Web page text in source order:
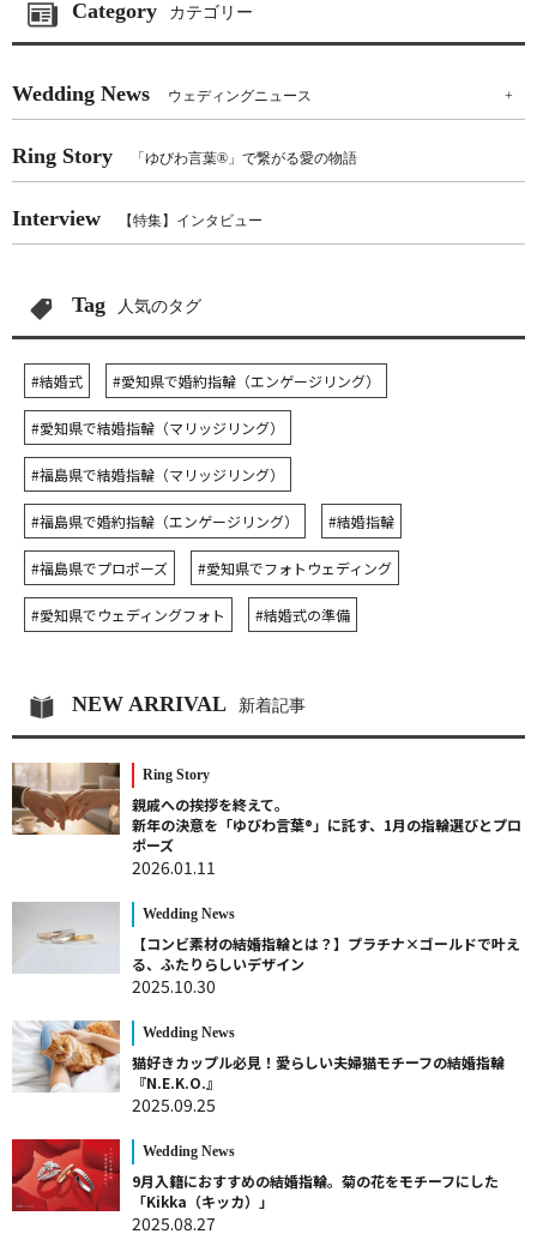
Category カテゴリー
Wedding News ウェディングニュース +
Ring Story 「ゆびわ言葉®」で繋がる愛の物語
Interview 【特集】インタビュー
Tag 人気のタグ
#結婚式 #愛知県で婚約指輪（エンゲージリング）
#愛知県で結婚指輪（マリッジリング）
#福島県で結婚指輪（マリッジリング）
#福島県で婚約指輪（エンゲージリング） #結婚指輪
#福島県でプロポーズ #愛知県でフォトウェディング
#愛知県でウェディングフォト #結婚式の準備
NEW ARRIVAL 新着記事
Ring Story
親戚への挨拶を終えて。
新年の決意を「ゆびわ言葉®」に託す、1月の指輪選びとプロ
ポーズ
2026.01.11
Wedding News
【コンビ素材の結婚指輪とは？】プラチナ×ゴールドで叶え
る、ふたりらしいデザイン
2025.10.30
Wedding News
猫好きカップル必見！愛らしい夫婦猫モチーフの結婚指輪
『N.E.K.O.』
2025.09.25
Wedding News
9月入籍におすすめの結婚指輪。菊の花をモチーフにした
「Kikka（キッカ）」
2025.08.27